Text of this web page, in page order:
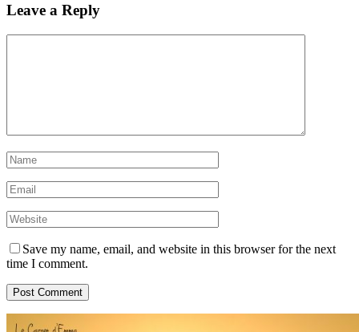
Leave a Reply
Save my name, email, and website in this browser for the next
time I comment.